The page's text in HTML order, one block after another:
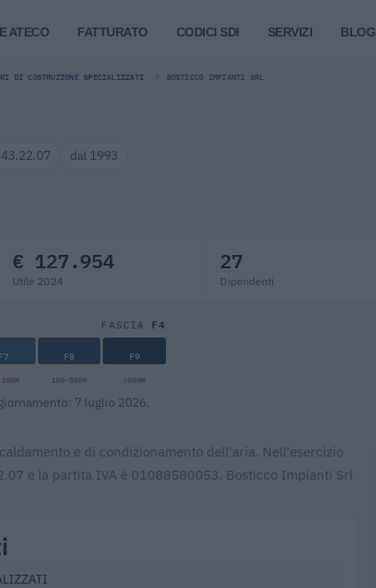
ATECO FATTURATO CODICI SDI SERVIZI BLOG
DI COSTRUZIONE SPECIALIZZATI BOSTICCO IMPIANTI SRL
43.22.07 dal 1993
€ 127.954
Utile 2024
27
Dipendenti
FASCIA F4
F7 F8 F9
100-500M >500M
7 luglio 2026.
e di condizionamento dell'aria. Nell'esercizio
e la partita IVA è 01088580053. Bosticco Impianti Srl